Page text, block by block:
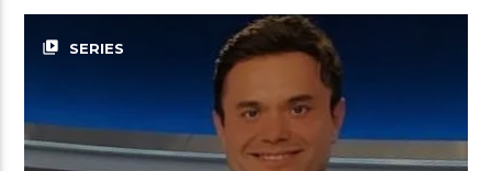
video_library SERIES